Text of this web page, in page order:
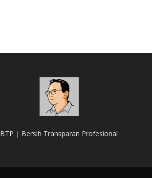
BTP | Bersih Transparan Profesional